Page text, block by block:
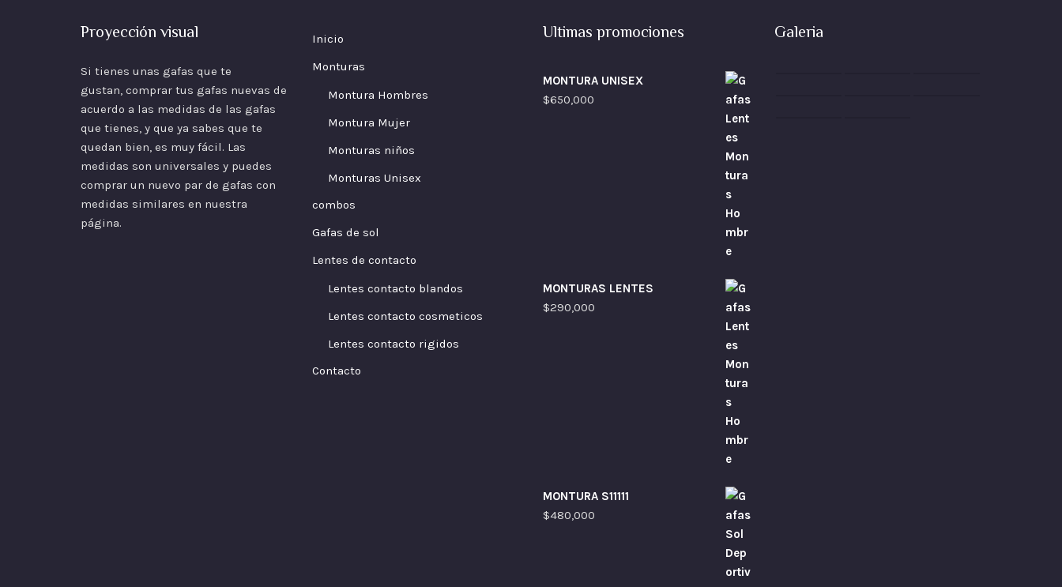
Proyección visual
Si tienes unas gafas que te
gustan, comprar tus gafas nuevas de
acuerdo a las medidas de las gafas
que tienes, y que ya sabes que te
quedan bien, es muy fácil. Las
medidas son universales y puedes
comprar un nuevo par de gafas con
medidas similares en nuestra
página.
Inicio
Monturas
Montura Hombres
Montura Mujer
Monturas niños
Monturas Unisex
combos
Gafas de sol
Lentes de contacto
Lentes contacto blandos
Lentes contacto cosmeticos
Lentes contacto rigidos
Contacto
Ultimas promociones
MONTURA UNISEX
$650,000
MONTURAS LENTES
$290,000
MONTURA S11111
$480,000
Galeria